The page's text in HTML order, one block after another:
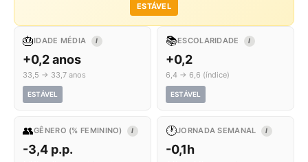
ESTÁVEL
🎂IDADE MÉDIA I
+0,2 anos
33,5 → 33,7 anos
ESTÁVEL
📚ESCOLARIDADE I
+0,2
6,4 → 6,6 (índice)
ESTÁVEL
👥GÊNERO (% FEMININO) I
-3,4 p.p.
🕐JORNADA SEMANAL I
-0,1h